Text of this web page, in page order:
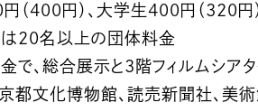
（400円）、大学生400円（320円
は20名以上の団体料金
で、総合展示と3階フィルムシア
都文化博物館、読売新聞社、美